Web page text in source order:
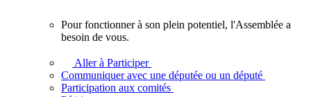
plein
Pour fonctionner à son plein potentiel, l'Assemblée a
besoin de vous.
Aller à Participer
Communiquer avec une députée ou un député
Participation aux comités